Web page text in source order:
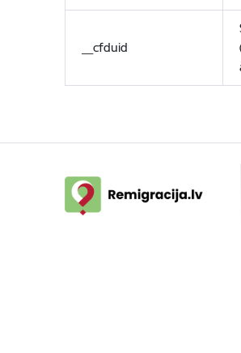
__cfduid